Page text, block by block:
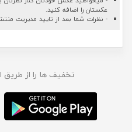
عکستان را اضافه کنید.
- نظرات شما بعد از تایید مدیریت
تخفیف ها را از طریق